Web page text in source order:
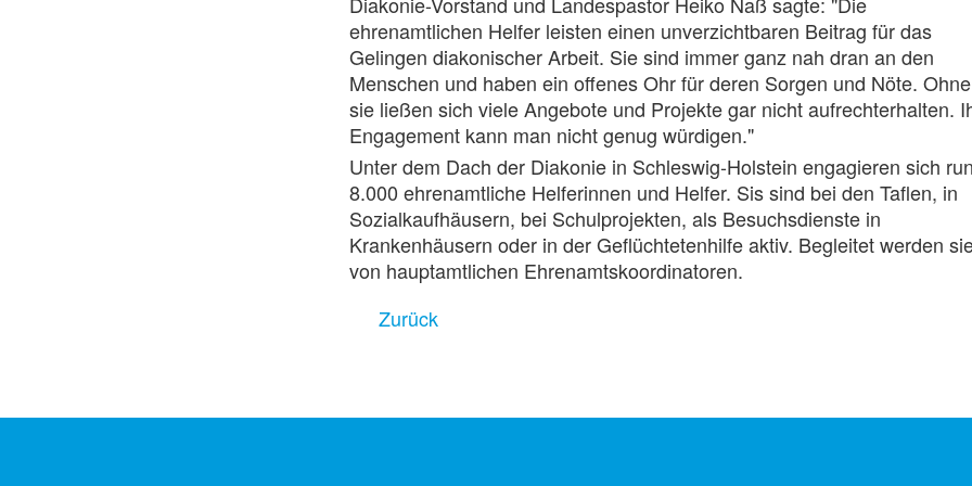
ehrenamtlichen Helfer leisten einen unverzichtbaren Beitrag für das
Gelingen diakonischer Arbeit. Sie sind immer ganz nah dran an den
Menschen und haben ein offenes Ohr für deren Sorgen und Nöte. Ohne
sie ließen sich viele Angebote und Projekte gar nicht aufrechterhalten.
Engagement kann man nicht genug würdigen."
Unter dem Dach der Diakonie in Schleswig-Holstein engagieren sich
8.000 ehrenamtliche Helferinnen und Helfer. Sis sind bei den Taflen, in
Sozialkaufhäusern, bei Schulprojekten, als Besuchsdienste in
Krankenhäusern oder in der Geflüchtetenhilfe aktiv. Begleitet werden
von hauptamtlichen Ehrenamtskoordinatoren.
Zurück